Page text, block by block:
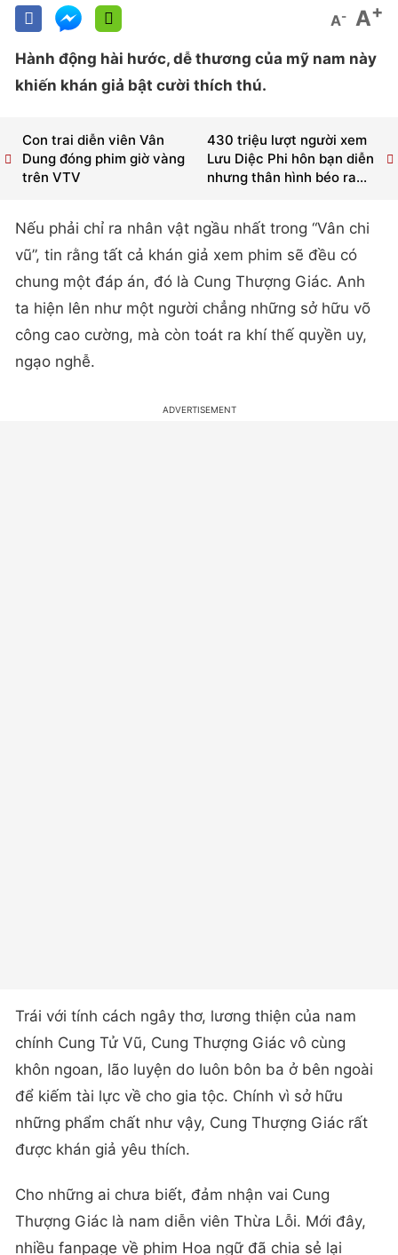
A- A+
Hành động hài hước, dễ thương của mỹ nam này
khiến khán giả bật cười thích thú.
430 triệu lượt người xem
Lưu Diệc Phi hôn bạn diễn
nhưng thân hình béo ra...
Con trai diễn viên Vân
Dung đóng phim giờ vàng
trên VTV
Nếu phải chỉ ra nhân vật ngầu nhất trong “Vân chi
vũ”, tin rằng tất cả khán giả xem phim sẽ đều có
chung một đáp án, đó là Cung Thượng Giác. Anh
ta hiện lên như một người chẳng những sở hữu võ
công cao cường, mà còn toát ra khí thế quyền uy,
ngạo nghễ.
Trái với tính cách ngây thơ, lương thiện của nam
chính Cung Tử Vũ, Cung Thượng Giác vô cùng
khôn ngoan, lão luyện do luôn bôn ba ở bên ngoài
để kiếm tài lực về cho gia tộc. Chính vì sở hữu
những phẩm chất như vậy, Cung Thượng Giác rất
được khán giả yêu thích.
Cho những ai chưa biết, đảm nhận vai Cung
Thượng Giác là nam diễn viên Thừa Lỗi. Mới đây,
nhiều fanpage về phim Hoa ngữ đã chia sẻ lại